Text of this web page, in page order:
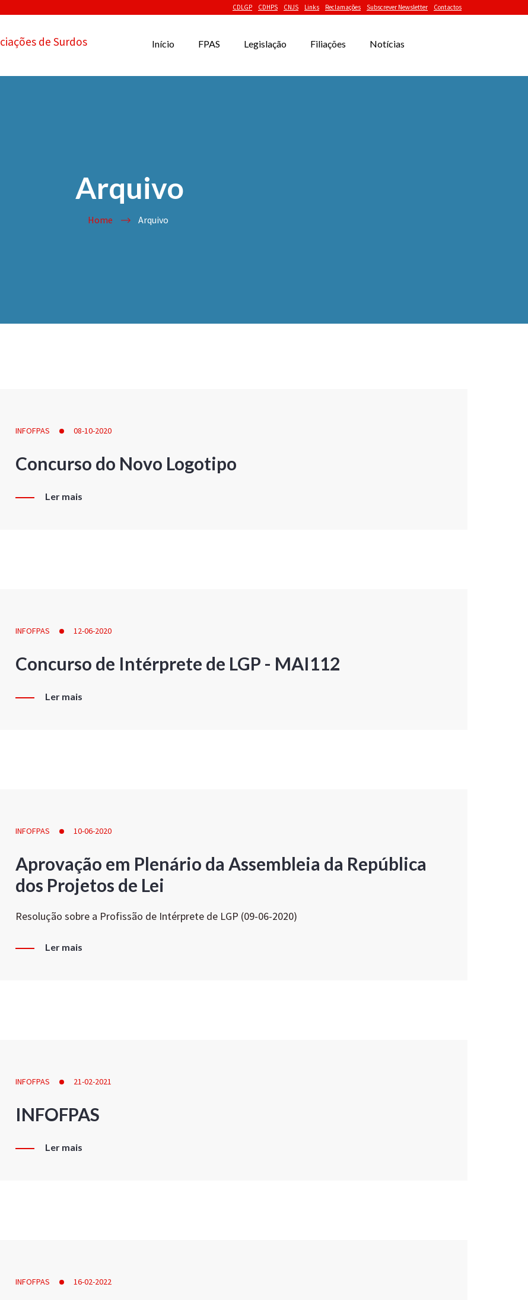
CDLGP CDHPS CNJS Links Reclamações Subscrever Newsletter Contactos
de Surdos Início FPAS Legislação Filiações Notícias
Arquivo
Home Arquivo
INFOFPAS 08-10-2020
Concurso do Novo Logotipo
Ler mais
INFOFPAS 12-06-2020
Concurso de Intérprete de LGP - MAI112
Ler mais
INFOFPAS 10-06-2020
Aprovação em Plenário da Assembleia da República
dos Projetos de Lei
Resolução sobre a Profissão de Intérprete de LGP (09-06-2020)
Ler mais
INFOFPAS 21-02-2021
INFOFPAS
Ler mais
INFOFPAS 16-02-2022